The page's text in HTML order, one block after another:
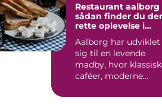
Restaurant aalborg
sådan finder du
rette oplevelse i
Aalborg har udviklet
sig til en levende
madby, hvor
caféer, moderne
specialise...